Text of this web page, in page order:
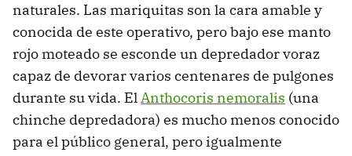
naturales. Las mariquitas son la cara amable y
conocida de este operativo, pero bajo ese manto
rojo moteado se esconde un depredador voraz
capaz de devorar varios centenares de pulgones
durante su vida. ElAnthocoris nemoralis (una
chinche depredadora) es mucho menos conocido
para el público general, pero igualmente